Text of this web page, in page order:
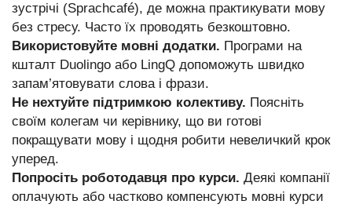
зустрічі (Sprachcafé), де можна практикувати мову
без стресу. Часто їх проводять безкоштовно.
Використовуйте мовні додатки. Програми на
кшталт Duolingo або LingQ допоможуть швидко
запам’ятовувати слова і фрази.
Не нехтуйте підтримкою колективу. Поясніть
своїм колегам чи керівнику, що ви готові
покращувати мову і щодня робити невеличкий крок
уперед.
Попросіть роботодавця про курси. Деякі компанії
оплачують або частково компенсують мовні курси